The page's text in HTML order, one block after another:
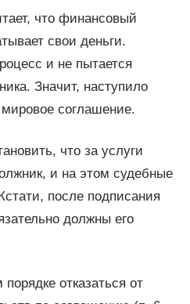
что финансовый
свои деньги.
и не пытается
Значит, наступило
соглашение.
что за услуги
и на этом судебные
после подписания
должны его
отказаться от